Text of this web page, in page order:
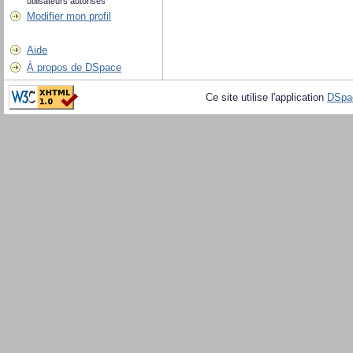
Modifier mon profil
Aide
À propos de DSpace
Ce site utilise l'application